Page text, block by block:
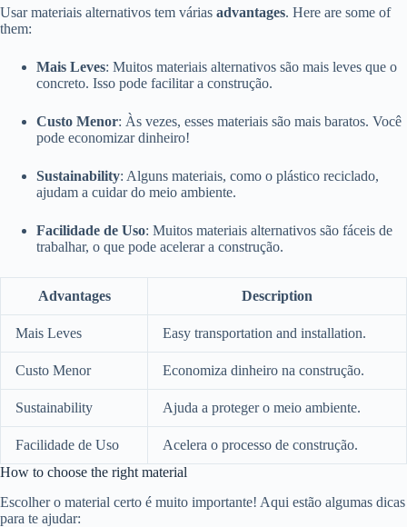
Usar materiais alternativos tem várias advantages. Here are some of
them:
Mais Leves: Muitos materiais alternativos são mais leves que o
concreto. Isso pode facilitar a construção.
Custo Menor: Às vezes, esses materiais são mais baratos. Você
pode economizar dinheiro!
Sustainability: Alguns materiais, como o plástico reciclado,
ajudam a cuidar do meio ambiente.
Facilidade de Uso: Muitos materiais alternativos são fáceis de
trabalhar, o que pode acelerar a construção.
Advantages Description
Mais Leves Easy transportation and installation.
Custo Menor Economiza dinheiro na construção.
Sustainability Ajuda a proteger o meio ambiente.
Facilidade de Uso
Acelera o processo de construção.
How to choose the right material
Escolher o material certo é muito importante! Aqui estão algumas dicas
para te ajudar: